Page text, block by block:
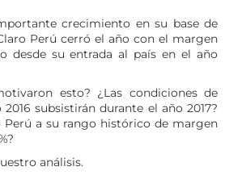
crecimiento en su base de
Perú cerró el año con el margen
desde su entrada al país en el año
esto? ¿Las condiciones de
subsistirán durante el año 2017?
Perú a su rango histórico de margen
análisis.